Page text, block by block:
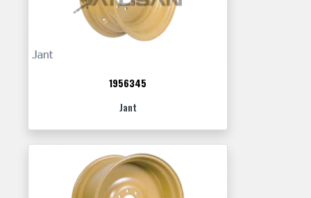
1956345
Jant